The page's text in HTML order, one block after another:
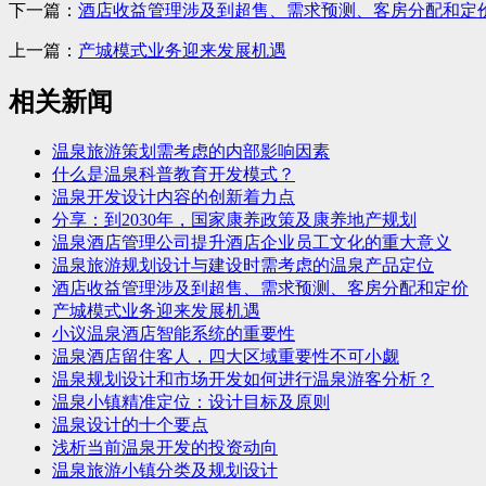
下一篇： 酒店收益管理涉及到超售、需求预测、客房分配和定
上一篇： 产城模式业务迎来发展机遇
相关新闻
温泉旅游策划需考虑的内部影响因素
什么是温泉科普教育开发模式？
温泉开发设计内容的创新着力点
分享：到2030年，国家康养政策及康养地产规划
温泉酒店管理公司提升酒店企业员工文化的重大意义
温泉旅游规划设计与建设时需考虑的温泉产品定位
酒店收益管理涉及到超售、需求预测、客房分配和定价
产城模式业务迎来发展机遇
小议温泉酒店智能系统的重要性
温泉酒店留住客人，四大区域重要性不可小觑
温泉规划设计和市场开发如何进行温泉游客分析？
温泉小镇精准定位：设计目标及原则
温泉设计的十个要点
浅析当前温泉开发的投资动向
温泉旅游小镇分类及规划设计